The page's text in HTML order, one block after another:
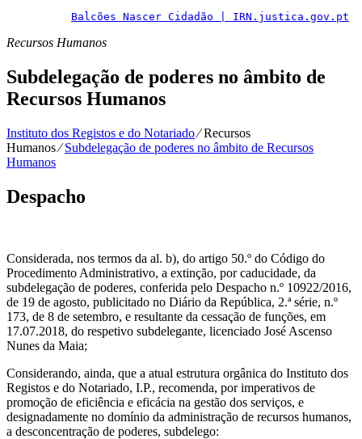
Balcões Nascer Cidadão | IRN.justica.gov.pt
Recursos Humanos
Subdelegação de poderes no âmbito de
Recursos Humanos
Instituto dos Registos e do Notariado⁄Recursos
Humanos⁄Subdelegação de poderes no âmbito de Recursos
Humanos
Despacho
Considerada, nos termos da al. b), do artigo 50.º do Código do
Procedimento Administrativo, a extinção, por caducidade, da
subdelegação de poderes, conferida pelo Despacho n.º 10922/2016,
de 19 de agosto, publicitado no Diário da República, 2.ª série, n.º
173, de 8 de setembro, e resultante da cessação de funções, em
17.07.2018, do respetivo subdelegante, licenciado José Ascenso
Nunes da Maia;
Considerando, ainda, que a atual estrutura orgânica do Instituto dos
Registos e do Notariado, I.P., recomenda, por imperativos de
promoção de eficiência e eficácia na gestão dos serviços, e
designadamente no domínio da administração de recursos humanos,
a desconcentração de poderes, subdelego: